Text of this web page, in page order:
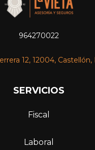
964270022
12, 12004, Castellón,
SERVICIOS
Fiscal
Laboral